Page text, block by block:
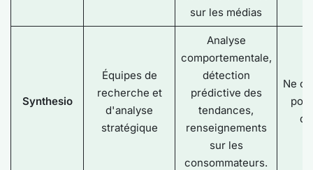
sur les médias
Synthesio
Équipes de
recherche et
d'analyse
stratégique
Analyse
comportementale,
détection
prédictive des
tendances,
renseignements
sur les
consommateurs.
Ne